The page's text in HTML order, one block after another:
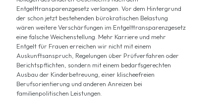
Entgelttransparenzgesetz verlangen. Vor dem Hintergrund
der schon jetzt bestehenden bürokratischen Belastung
wären weitere Verschärfungen im Entgelttransparenzgesetz
eine falsche Weichenstellung. Mehr Karriere und mehr
Entgelt für Frauen erreichen wir nicht mit einem
Auskunftsanspruch, Regelungen über Prüfverfahren oder
Berichtspflichten, sondern mit einem bedarfsgerechten
Ausbau der Kinderbetreuung, einer klischeefreien
Berufsorientierung und anderen Anreizen bei
familienpolitischen Leistungen.